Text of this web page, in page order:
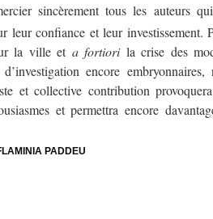
sincèrement tous les auteurs
leur confiance et leur investissement.
la ville et a fortiorila crise des
encore embryonnaires,
et collective contribution
et permettra encore
PADDEU